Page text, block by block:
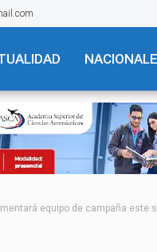
equipo de campaña este